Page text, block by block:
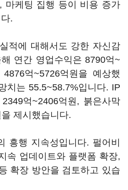
마케팅 집행 등이 비용 증가
.
적에 대해서도 강한 자신감
연간 영업수익은 8790억~
억~5726억원을 예상했
치는 55.5~58.7%입니다. IP
억~2406억원, 붉은사막
제시했습니다.
흥행 지속성입니다. 펄어비
속 업데이트와 플랫폼 확장,
확장 방안을 검토하고 있습